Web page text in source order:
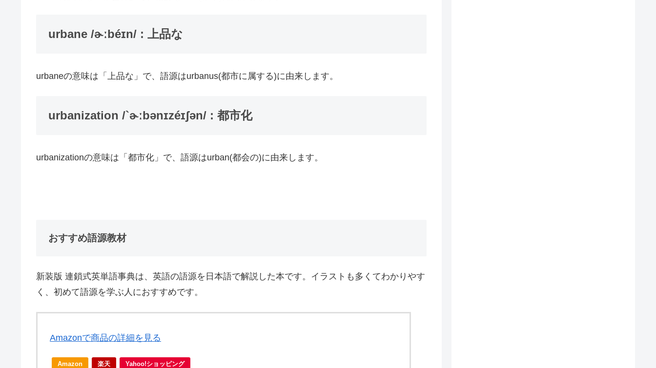
urbane /ɚːbéɪn/ : 上品な
urbaneの意味は「上品な」で、語源はurbanus(都市に属する)に由来します。
urbanization /`ɚːbənɪzéɪʃən/ : 都市化
urbanizationの意味は「都市化」で、語源はurban(都会の)に由来します。
おすすめ語源教材
新装版 連鎖式英単語事典は、英語の語源を日本語で解説した本です。イラストも多くてわかりやす
く、初めて語源を学ぶ人におすすめです。
Amazonで商品の詳細を見る
Amazon 楽天 Yahoo!ショッピング